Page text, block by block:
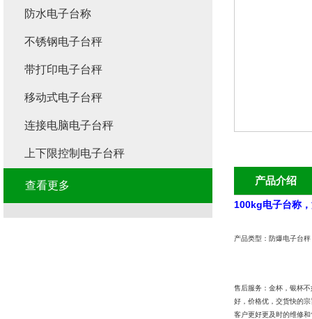
产品介绍
100kg电子台称
产品类型：防爆电子台
售后服务：金杯，银杯
好，价格优，交货快的
客户更好更及时的维修
防水电子台称
不锈钢电子台秤
带打印电子台秤
移动式电子台秤
连接电脑电子台秤
上下限控制电子台秤
查看更多